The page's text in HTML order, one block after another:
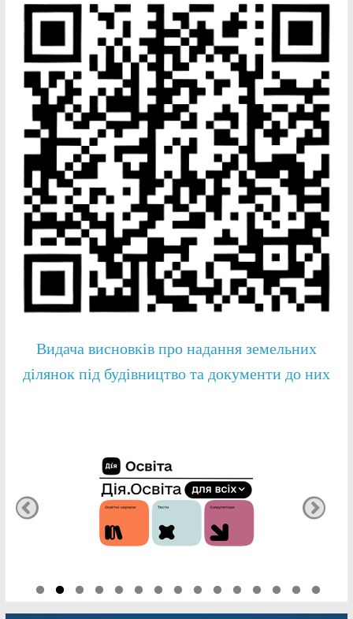
Видача висновків про надання земельних
ділянок під будівництво та документи до них